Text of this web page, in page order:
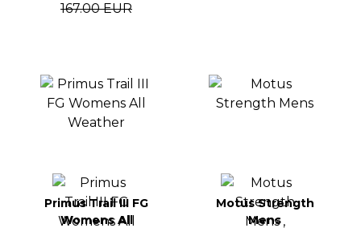
167.00 EUR
Primus Trail III FG
Womens All
Motus Strength
Mens